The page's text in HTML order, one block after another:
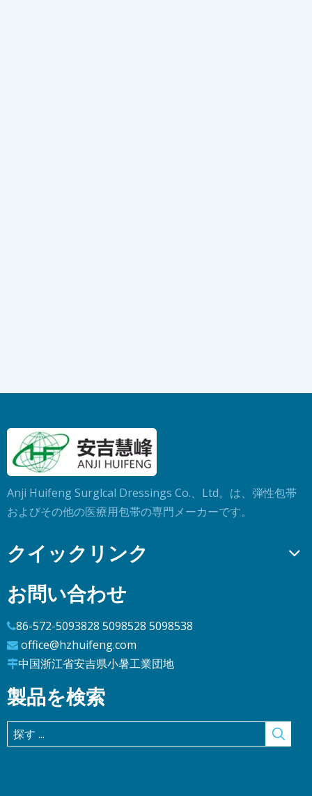
Anji Huifeng Surglcal Dressings Co.、Ltd。は、弾性包帯
およびその他の医療用包帯の専門メーカーです。
クイックリンク
お問い合わせ
86-572-5093828 5098528 5098538
 office@hzhuifeng.com
中国浙江省安吉県小暑工業団地
製品を検索